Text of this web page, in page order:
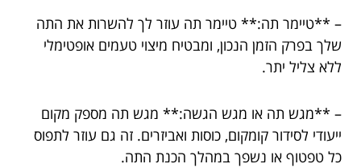
– **טיימר תה:** טיימר תה עוזר לך להשרות את התה
שלך בפרק הזמן הנכון, ומבטיח מיצוי טעמים אופטימלי
ללא צליל יתר.
– **מגש תה או מגש הגשה:** מגש תה מספק מקום
ייעודי לסידור קומקום, כוסות ואביזרים. זה גם עוזר לתפוס
כל טפטוף או נשפך במהלך הכנת התה.